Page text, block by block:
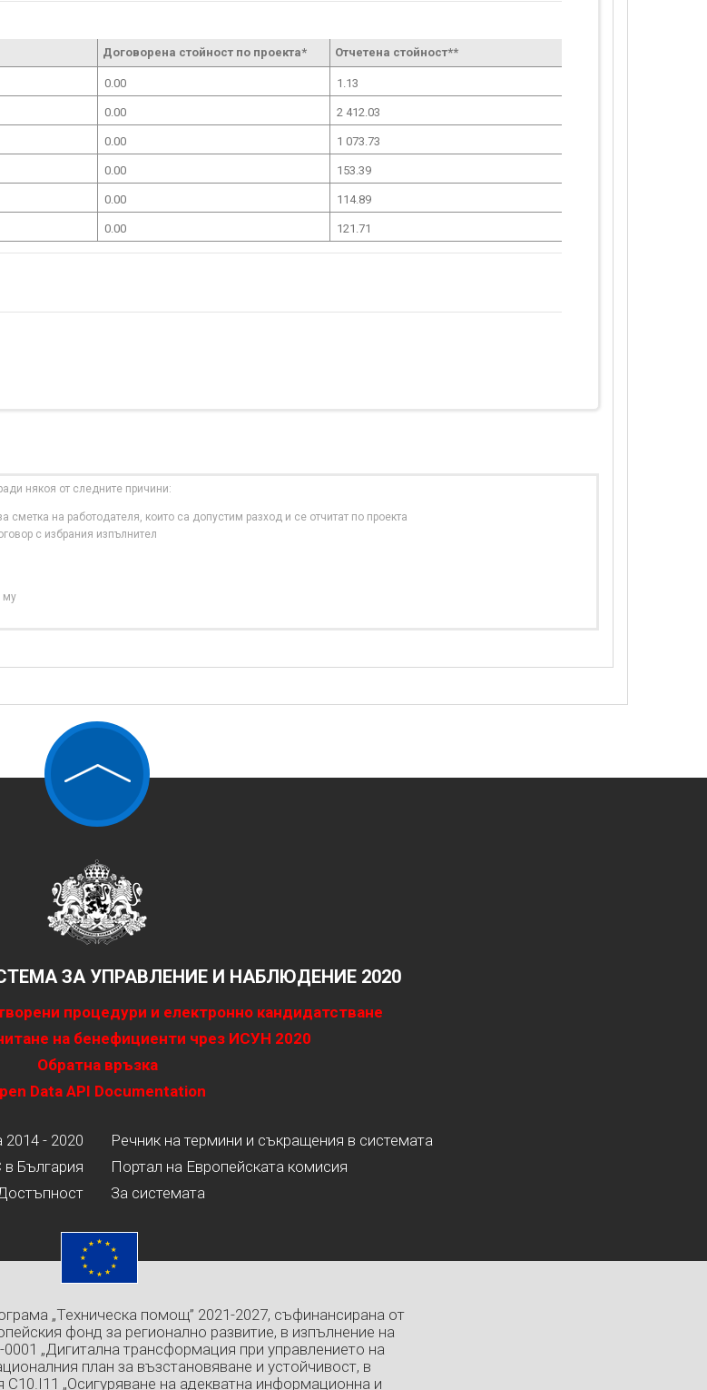
Договорена стойност по проекта* Отчетена стойност**
0.00 1.13
0.00 2 412.03
0.00 1 073.73
0.00 153.39
0.00 114.89
0.00 121.71
някоя от следните причини:
на работодателя, които са допустим разход и се отчитат по проекта
с избрания изпълнител
му
ЗА УПРАВЛЕНИЕ И НАБЛЮДЕНИЕ 2020
процедури и електронно кандидатстване
на бенефициенти чрез ИСУН 2020
Обратна връзка
Data API Documentation
- 2020
България
Речник на термини и съкращения в системата
Портал на Европейската комисия
За системата
„Техническа помощ” 2021-2027, съфинансирана от
фонд за регионално развитие, в изпълнение на
0001 „Дигитална трансформация при управлението на
план за възстановяване и устойчивост, в
„Осигуряване на адекватна информационна и